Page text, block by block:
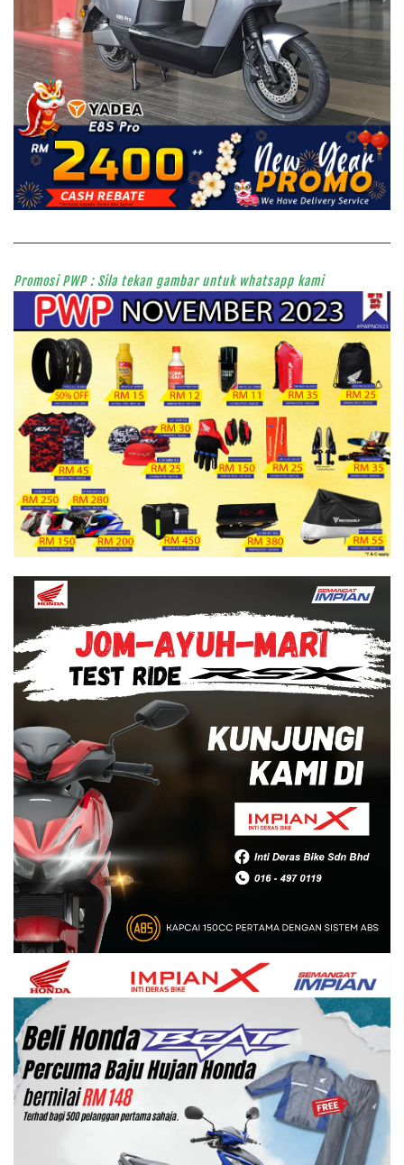
Promosi PWP : Sila tekan gambar untuk whatsapp kami